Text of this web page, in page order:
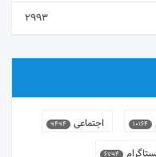
2993
10164 اجتماعی 9494
6794